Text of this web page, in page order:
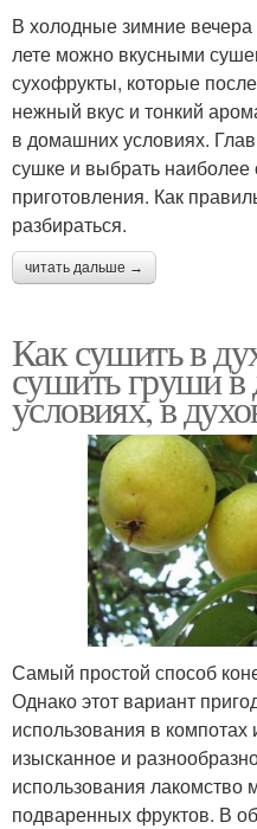
В холодные зимние
лете можно вкусными
сухофрукты, которые
нежный вкус и тонкий
в домашних условиях.
сушке и выбрать
приготовления. Как
разбираться.
читать дальше →
Как сушить в
сушить груши
условиях, в
Самый простой способ
Однако этот вариант
использования в
изысканное и
использования лакомство
подваренных фруктов. В